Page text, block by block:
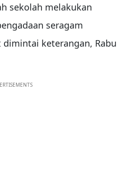
sekolah melakukan
seragam
keterangan, Rabu